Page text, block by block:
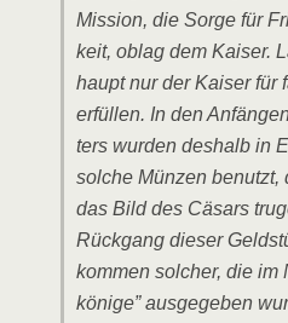
Mis­si­on, die Sor­ge für
keit, oblag dem Kai­ser.
haupt nur der Kai­ser für
erfül­len. In den
ters wur­den des­halb in
sol­che Mün­zen benutzt,
das Bild des Cäsars
Rück­gang die­ser
kom­men sol­cher, die im
kö­ni­ge” aus­ge­ge­ben